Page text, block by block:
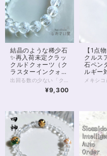
結晶のような稀少石
✨再入荷未定クラッ
クルドクォーツ（ク
ラスターインクォー
ツ）ブレスレット
¥9,300
【1点
クルス
石ペン
ルギー
ェーン